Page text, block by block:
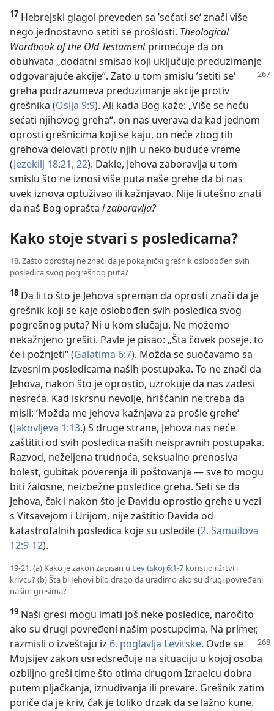
17 Hebrejski glagol preveden sa ’sećati se‘ znači više
nego jednostavno setiti se prošlosti. Theological
Wordbook of the Old Testamentprimećuje da on
obuhvata „dodatni smisao koji uključuje preduzimanje
odgovarajuće akcije“. Zato u tom smislu ’setiti se‘
greha podrazumeva preduzimanje akcije protiv
grešnika (Osija 9:9). Ali kada Bog kaže: „Više se neću
sećati njihovog greha“, on nas uverava da kad jednom
oprosti grešnicima koji se kaju, on neće zbog tih
grehova delovati protiv njih u neko buduće vreme
(Jezekilj 18:21, 22). Dakle, Jehova zaboravlja u tom
smislu što ne iznosi više puta naše grehe da bi nas
uvek iznova optuživao ili kažnjavao. Nije li utešno znati
da naš Bog oprašta i zaboravlja?
Kako stoje stvari s posledicama?
18. Zašto oproštaj ne znači da je pokajnički grešnik oslobođen svih
posledica svog pogrešnog puta?
18 Da li to što je Jehova spreman da oprosti znači da je
grešnik koji se kaje oslobođen svih posledica svog
pogrešnog puta? Ni u kom slučaju. Ne možemo
nekažnjeno grešiti. Pavle je pisao: „Šta čovek poseje, to
će i požnjeti“ (Galatima 6:7). Možda se suočavamo sa
izvesnim posledicama naših postupaka. To ne znači da
Jehova, nakon što je oprostio, uzrokuje da nas zadesi
nesreća. Kad iskrsnu nevolje, hrišćanin ne treba da
misli: ’Možda me Jehova kažnjava za prošle grehe‘
(Jakovljeva 1:13.) S druge strane, Jehova nas neće
zaštititi od svih posledica naših neispravnih postupaka.
Razvod, neželjena trudnoća, seksualno prenosiva
bolest, gubitak poverenja ili poštovanja — sve to mogu
biti žalosne, neizbežne posledice greha. Seti se da
Jehova, čak i nakon što je Davidu oprostio grehe u vezi
s Vitsavejom i Urijom, nije zaštitio Davida od
katastrofalnih posledica koje su usledile (2. Samuilova
12:9-12).
19-21. (a) Kako je zakon zapisan u Levitskoj 6:1-7 koristio i žrtvi i
krivcu? (b) Šta bi Jehovi bilo drago da uradimo ako su drugi povređeni
našim gresima?
19 Naši gresi mogu imati još neke posledice, naročito
ako su drugi povređeni našim postupcima. Na primer,
razmisli o izveštaju iz 6. poglavlja Levitske. Ovde se
Mojsijev zakon usredsređuje na situaciju u kojoj osoba
ozbiljno greši time što otima drugom Izraelcu dobra
putem pljačkanja, iznuđivanja ili prevare. Grešnik zatim
poriče da je kriv, čak je toliko drzak da se lažno kune.